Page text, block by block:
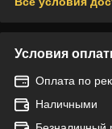
Условия
Оплата по
Наличными